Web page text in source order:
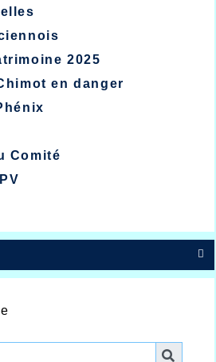
2025
en danger
Comité
